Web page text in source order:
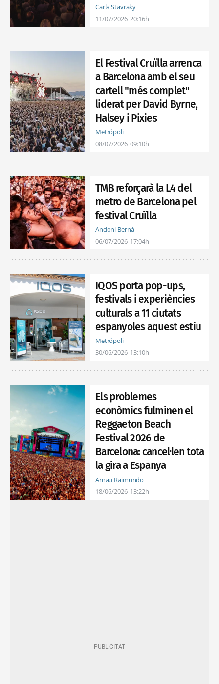
Carla Stavraky
11/07/2026 20:16h
El Festival Cruïlla arrenca
a Barcelona amb el seu
cartell "més complet"
liderat per David Byrne,
Halsey i Pixies
Metrópoli
08/07/2026 09:10h
TMB reforçarà la L4 del
metro de Barcelona pel
festival Cruïlla
Andoni Berná
06/07/2026 17:04h
IQOS porta pop-ups,
festivals i experiències
culturals a 11 ciutats
espanyoles aquest estiu
Metrópoli
30/06/2026 13:10h
Els problemes
econòmics fulminen el
Reggaeton Beach
Festival 2026 de
Barcelona: cancel·len tota
la gira a Espanya
Arnau Raimundo
18/06/2026 13:22h